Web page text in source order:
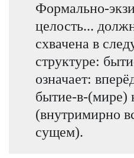
Формально-
целость...
схвачена в
структуре:
означает:
бытие-в-(мире)
(внутримирно
сущем).